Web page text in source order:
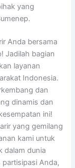
yang
Anda bersama
Jadilah bagian
layanan
Indonesia.
dan
dinamis dan
ini!
yang gemilang
kami untuk
dalam dunia
Anda,